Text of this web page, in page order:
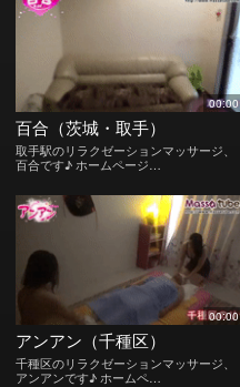
00:00
百合（茨城・取手）
取手駅のリラクゼーションマッサージ、
百合です♪ ホームページ…
00:00
アンアン（千種区）
千種区のリラクゼーションマッサージ、
アンアンです♪ ホームペ…